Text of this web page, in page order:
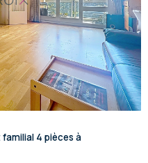
4 pièces à